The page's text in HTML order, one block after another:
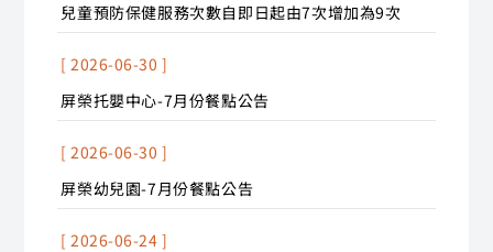
兒童預防保健服務次數自即日起由7次增加為9次
[ 2026-06-30 ]
屏榮托嬰中心-7月份餐點公告
[ 2026-06-30 ]
屏榮幼兒園-7月份餐點公告
[ 2026-06-24 ]